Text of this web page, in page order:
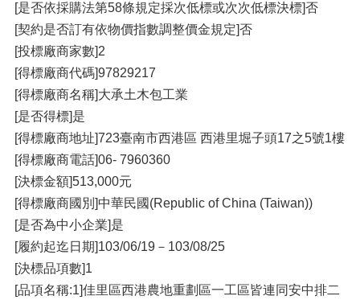
[是否依採購法第58條規定採次低標或次次低標決標]否
[契約是否訂有依物價指數調整價金規定]否
[投標廠商家數]2
[得標廠商代碼]97829217
[得標廠商名稱]大承土木包工業
[是否得標]是
[得標廠商地址]723臺南市西港區 西港里堀子頭17之5號1樓
[得標廠商電話]06- 7960360
[決標金額]513,000元
[得標廠商國別]中華民國(Republic of China (Taiwan))
[是否為中小企業]是
[履約起迄日期]103/06/19－103/08/25
[決標品項數]1
[品項名稱:1]佳里區西港農地重劃區一工區皆連同安中排二